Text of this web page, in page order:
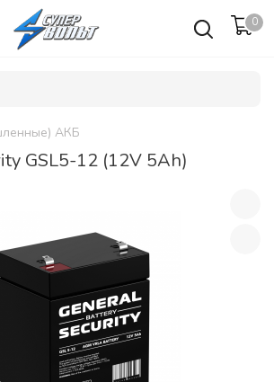
0
АКБ
GSL5-12 (12V 5Ah)